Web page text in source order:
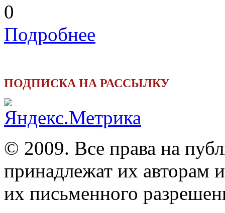
0
Подробнее
ПОДПИСКА НА РАССЫЛКУ
© 2009. Все права на
принадлежат их авторам
их письменного